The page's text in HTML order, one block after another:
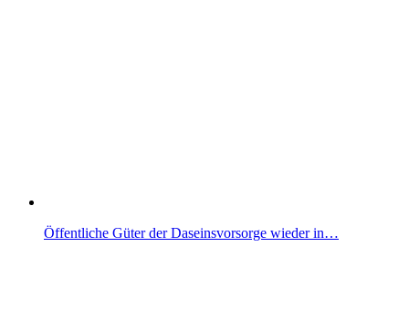
Öffentliche Güter der Daseinsvorsorge wieder in…